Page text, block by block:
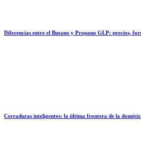
Diferencias entre el Butano y Propano GLP: precios,
Cerraduras inteligentes: la última frontera de la